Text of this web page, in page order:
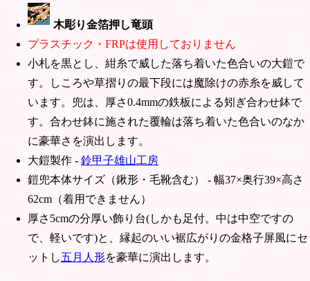
木彫り金箔押し竜頭
プラスチック・FRPは使用しておりません
小札を黒とし、紺糸で威した落ち着いた色合いの大鎧で
す。しころや草摺りの最下段には魔除けの赤糸を威して
います。兜は、厚さ0.4mmの鉄板による矧ぎ合わせ鉢で
す。合わせ鉢に施された覆輪は落ち着いた色合いのなか
に豪華さを演出します。
大鎧製作 - 鈴甲子雄山工房
鎧兜本体サイズ（鍬形・毛靴含む） - 幅37×奥行39×高さ
62cm（着用できません）
厚さ5cmの分厚い飾り台(しかも足付。中は中空ですの
で、軽いです)と、縁起のいい裾広がりの金格子屏風にセ
ットし五月人形を豪華に演出します。